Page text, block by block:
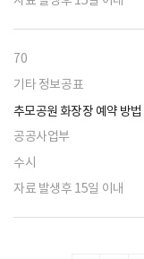
70
기타 정보공표
추모공원 화장장 예약 방법
공공사업부
수시
자료 발생후 15일 이내